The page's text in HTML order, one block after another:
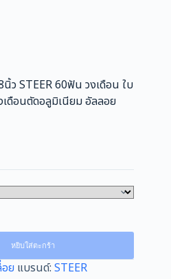
นิ้ว STEER 60ฟัน วงเดือน ใบ
เดือนตัดอลูมิเนียม อัลลอย
หยิบใส่ตะกร้า
อย แบรนด์: STEER